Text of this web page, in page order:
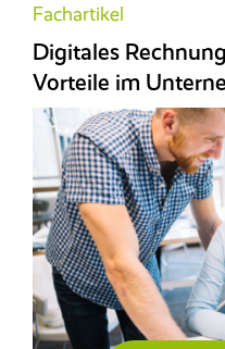
Fachartikel
Digitales
Vorteile im